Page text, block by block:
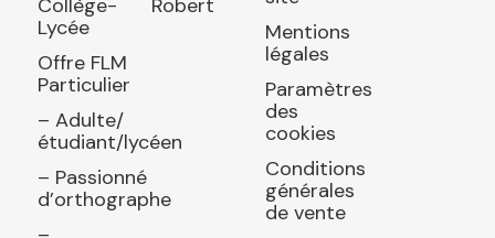
Lycée
Offre FLM
Particulier
– Adulte/
étudiant/lycéen
– Passionné
d’orthographe
Mentions
légales
Paramètres
des
cookies
Conditions
générales
de vente